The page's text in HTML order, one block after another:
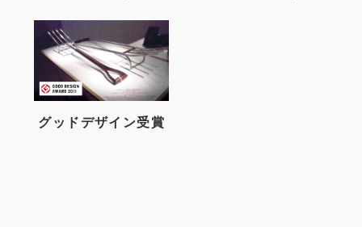
グッドデザイン受賞